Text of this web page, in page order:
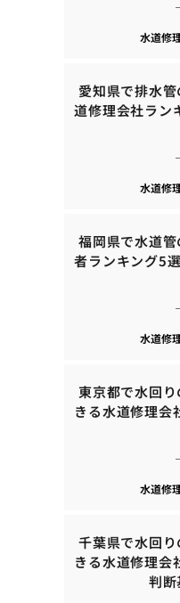
水道修
愛知県で排水
道修理会社ラン
水道修
福岡県で水道
者ランキング5
水道修
東京都で水回
きる水道修理会
水道修
千葉県で水回
きる水道修理会
判